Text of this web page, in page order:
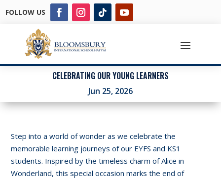
FOLLOW US
CELEBRATING OUR YOUNG LEARNERS
Jun 25, 2026
Step into a world of wonder as we celebrate the
memorable learning journeys of our EYFS and KS1
students. Inspired by the timeless charm of Alice in
Wonderland, this special occasion marks the end of